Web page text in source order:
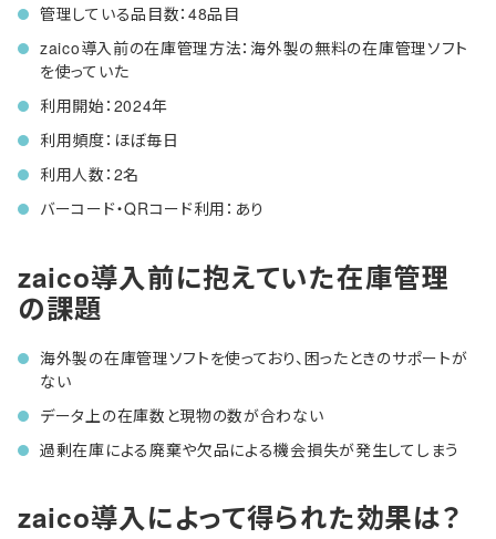
管理している品目数：48品目
zaico導入前の在庫管理方法：海外製の無料の在庫管理ソフト
を使っていた
利用開始：2024年
利用頻度：ほぼ毎日
利用人数：2名
バーコード・QRコード利用：あり
zaico導入前に抱えていた在庫管理
の課題
海外製の在庫管理ソフトを使っており、困ったときのサポートが
ない
データ上の在庫数と現物の数が合わない
過剰在庫による廃棄や欠品による機会損失が発生してしまう
zaico導入によって得られた効果は？